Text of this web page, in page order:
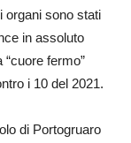
organi sono stati
in assoluto
fermo”
i 10 del 2021.
di Portogruaro